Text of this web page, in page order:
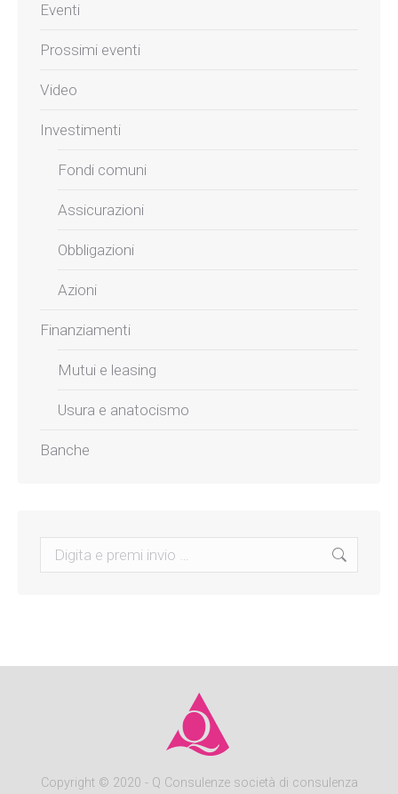
Eventi
Prossimi eventi
Video
Investimenti
Fondi comuni
Assicurazioni
Obbligazioni
Azioni
Finanziamenti
Mutui e leasing
Usura e anatocismo
Banche
Search:
Copyright© 2020 - Q Consulenze società di consulenza